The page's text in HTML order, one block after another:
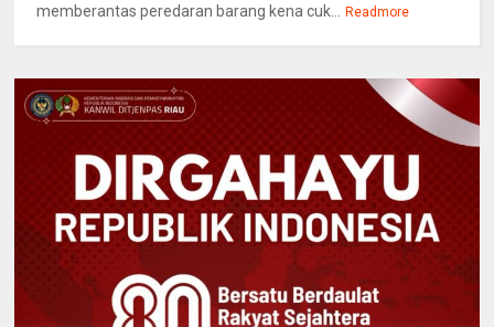
memberantas peredaran barang kena cuk...
Readmore